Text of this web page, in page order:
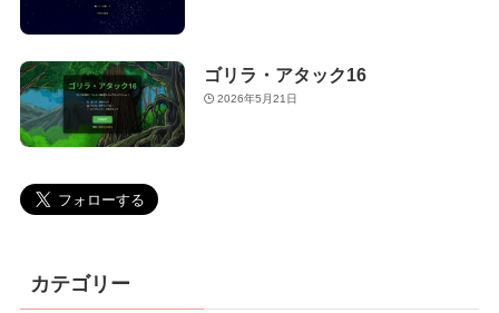
ゴリラ・アタック16
2026年5月21日
カテゴリー